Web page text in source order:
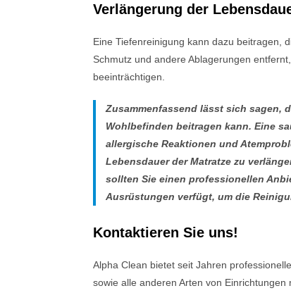
Verlängerung der
Eine Tiefenreinigung kann dazu beitragen,
Schmutz und andere Ablagerungen
beeinträchtigen.
Zusammenfassend lässt sich sagen,
Wohlbefinden beitragen kann. Eine
allergische Reaktionen und
Lebensdauer der Matratze zu
sollten Sie einen professionellen
Ausrüstungen verfügt, um die
Kontaktieren Sie uns!
Alpha Clean bietet seit Jahren
sowie alle anderen Arten von Einrichtungen